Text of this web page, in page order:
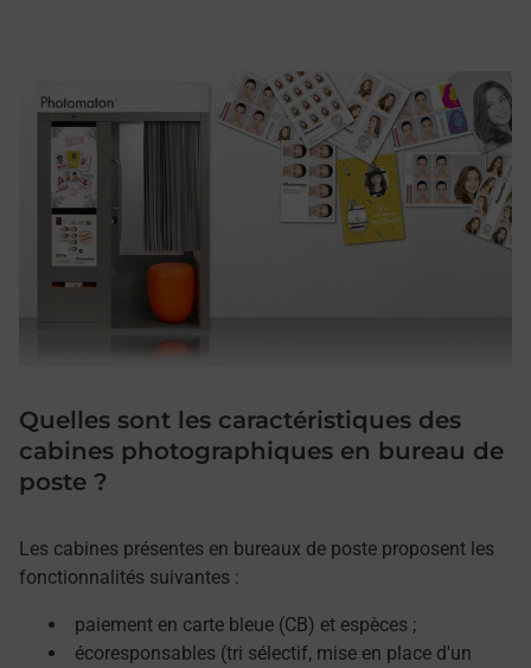
Quelles sont les caractéristiques des
cabines photographiques en bureau de
poste ?
Les cabines présentes en bureaux de poste proposent les
fonctionnalités suivantes :
paiement en carte bleue (CB) et espèces ;
écoresponsables (tri sélectif, mise en place d'un